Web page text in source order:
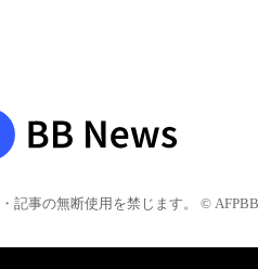
記事の無断使用を禁じます。 © AFPBB